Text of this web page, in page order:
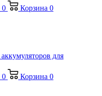
0 Корзина 0
0 Корзина 0